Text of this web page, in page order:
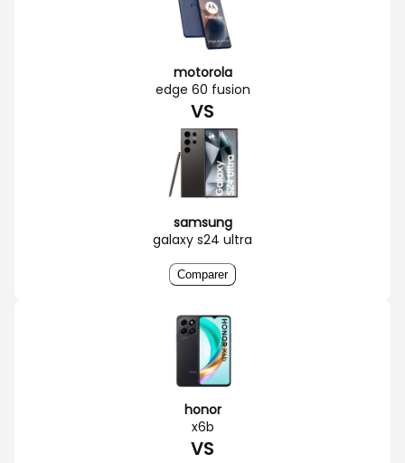
motorola
edge 60 fusion
VS
samsung
galaxy s24 ultra
Comparer
honor
x6b
VS